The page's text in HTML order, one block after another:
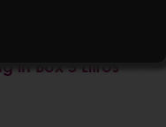
in Box 5 Litros